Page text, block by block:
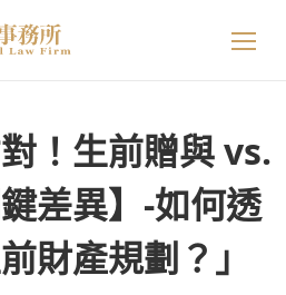
於我們
主持律師
業領域
選案例
對！生前贈與 vs.
差異】-如何透
財產規劃？」